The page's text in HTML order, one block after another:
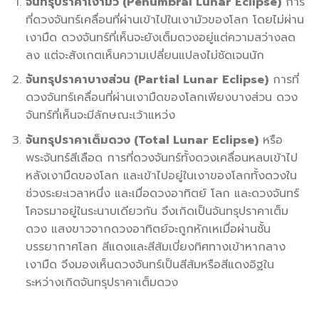
ที่ดวงจันทร์เคลื่อนที่ผ่านเข้าไปในเงามัวของโลก โดยไม่ผ่าน
เงามืด ดวงจันทร์ที่เห็นจะยังเต็มดวงอยู่แต่ความสว่างลด
ลง แต่จะสังเกตเห็นความเปลี่ยนแปลงไม่ชัดเจนนัก
จันทรุปราคาบางส่วน (Partial Lunar Eclipse)การที่
ดวงจันทร์เคลื่อนที่ผ่านเงามืดของโลกเพียงบางส่วน ดวง
จันทร์ที่เห็นจะมีลักษณะเว้าแหว่ง
จันทรุปราคาเต็มดวง (Total Lunar Eclipse)หรือ
พระจันทร์สีเลือด การที่ดวงจันทร์ทั้งดวงเคลื่อนหลบเข้าไป
หลังเงามืดของโลก และเข้าไปอยู่ในเงาของโลกทั้งดวงใน
ช่วงระยะเวลาหนึ่ง และเมื่อดวงอาทิตย์ โลก และดวงจันทร์
โคจรมาอยู่ในระนาบเดียวกัน จึงเกิดเป็นจันทรุปราคาเต็ม
ดวง แสงขาวจากดวงอาทิตย์จะถูกหักเหเมื่อผ่านชั้น
บรรยากาศโลก สีแดงและสีส้มเบี่ยงทิศทางเข้าหากลาง
เงามืด จึงมองเห็นดวงจันทร์เป็นสีส้มหรือสีแดงอิฐใน
ระหว่างเกิดจันทรุปราคาเต็มดวง